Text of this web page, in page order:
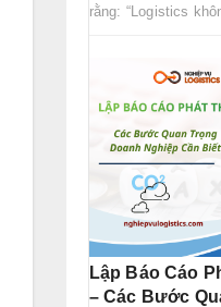
rằng: “Logistics
Lập Báo Cáo
– Các Bước